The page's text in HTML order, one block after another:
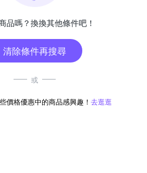
品嗎？換換其他條件吧！
清除條件再搜尋
或
價格優惠中的商品感興趣！ 去逛逛